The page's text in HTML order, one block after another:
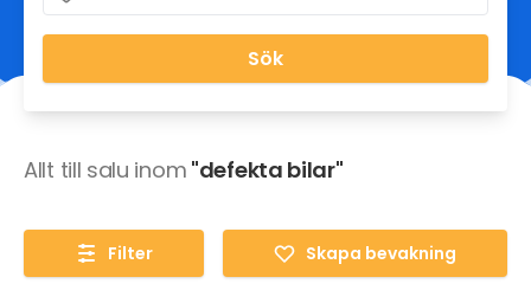
Sök
Allt till salu inom "defekta bilar"
Filter Skapa bevakning